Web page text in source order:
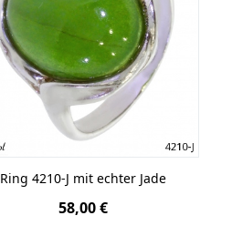
Ring 4210-J mit echter Jade
58,00 €